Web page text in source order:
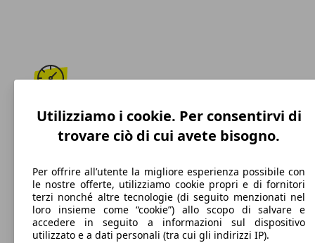
208 km/h
Velocità massima
Diesel
Carburante
Utilizziamo i cookie. Per consentirvi di
trovare ciò di cui avete bisogno.
Per offrire all’utente la migliore esperienza possibile con
le nostre offerte, utilizziamo cookie propri e di fornitori
terzi nonché altre tecnologie (di seguito menzionati nel
loro insieme come “cookie”) allo scopo di salvare e
accedere in seguito a informazioni sul dispositivo
utilizzato e a dati personali (tra cui gli indirizzi IP).